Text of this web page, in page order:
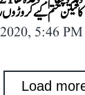
کا لیکن ختم کیے کروڑوں
5:46 PM
Load